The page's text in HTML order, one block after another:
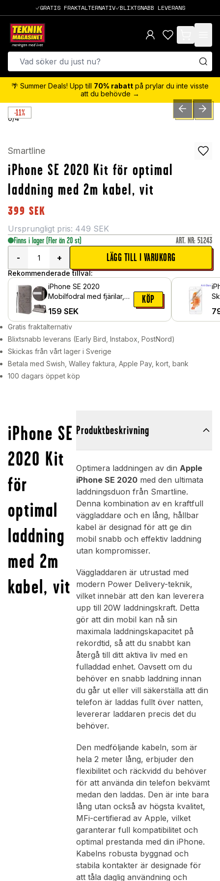
GRATIS FRAKTALTERNATIV BLIXTSNABB LEVERANS
items in cart,
🌴 Summer Deals! Upp till 70% rabatt på prylar du inte visste
att du behövde →
-11%
0/4 PREVIOUSNEXT
Smartline
iPhone SE 2020 Kit för optimal
laddning med 2m kabel, vit
399 SEK
Ursprungligt pris: 449 SEK
Finns i lager (Fler än 20 st) ART. NR: 51243
-
+ LÄGG TILL I VARUKORG
Rekommenderade tillval:
iPhone SE 2020
Mobilfodral med fjärilar,
159 SEK
KÖP
Gratis fraktalternativ
Blixtsnabb leverans (Early Bird, Instabox, PostNord)
Skickas från vårt lager i Sverige
Betala med Swish, Walley faktura, Apple Pay, kort, bank
100 dagars öppet köp
iPhone SE
2020 Kit
för
optimal
laddning
med 2m
kabel, vit
Produktbeskrivning
Optimera laddningen av din Apple
iPhone SE 2020med den ultimata
laddningsduon från Smartline.
Denna kombination av en kraftfull
väggladdare och en lång, hållbar
kabel är designad för att ge din
mobil snabb och effektiv laddning
utan kompromisser.
Väggladdaren är utrustad med
modern Power Delivery-teknik,
vilket innebär att den kan leverera
upp till 20W laddningskraft. Detta
gör att din mobil kan nå sin
maximala laddningskapacitet på
rekordtid, så att du snabbt kan
återgå till ditt aktiva liv med en
fulladdad enhet. Oavsett om du
behöver en snabb laddning innan
du går ut eller vill säkerställa att din
telefon är laddas fullt över natten,
levererar laddaren precis det du
behöver.
Den medföljande kabeln, som är
hela 2 meter lång, erbjuder den
flexibilitet och räckvidd du behöver
för att använda din telefon bekvämt
medan den laddas. Den är inte bara
lång utan också av högsta kvalitet,
MFi-certifierad av Apple, vilket
garanterar full kompatibilitet och
optimal prestanda med din iPhone.
Kabelns robusta byggnad och
stabila kontakter är designade för
att tåla daglig användning och